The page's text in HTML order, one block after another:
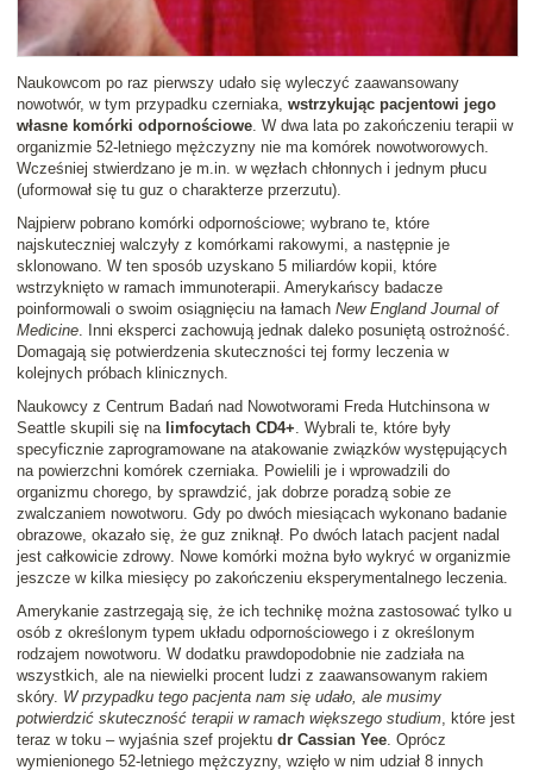
Naukowcom po raz pierwszy udało się wyleczyć zaawansowany
nowotwór, w tym przypadku czerniaka, wstrzykując pacjentowi jego
własne komórki odpornościowe. W dwa lata po zakończeniu terapii w
organizmie 52-letniego mężczyzny nie ma komórek nowotworowych.
Wcześniej stwierdzano je m.in. w węzłach chłonnych i jednym płucu
(uformował się tu guz o charakterze przerzutu).
Najpierw pobrano komórki odpornościowe; wybrano te, które
najskuteczniej walczyły z komórkami rakowymi, a następnie je
sklonowano. W ten sposób uzyskano 5 miliardów kopii, które
wstrzyknięto w ramach immunoterapii. Amerykańscy badacze
poinformowali o swoim osiągnięciu na łamach New England Journal of
Medicine. Inni eksperci zachowują jednak daleko posuniętą ostrożność.
Domagają się potwierdzenia skuteczności tej formy leczenia w
kolejnych próbach klinicznych.
Naukowcy z Centrum Badań nad Nowotworami Freda Hutchinsona w
Seattle skupili się na limfocytach CD4+. Wybrali te, które były
specyficznie zaprogramowane na atakowanie związków występujących
na powierzchni komórek czerniaka. Powielili je i wprowadzili do
organizmu chorego, by sprawdzić, jak dobrze poradzą sobie ze
zwalczaniem nowotworu. Gdy po dwóch miesiącach wykonano badanie
obrazowe, okazało się, że guz zniknął. Po dwóch latach pacjent nadal
jest całkowicie zdrowy. Nowe komórki można było wykryć w organizmie
jeszcze w kilka miesięcy po zakończeniu eksperymentalnego leczenia.
Amerykanie zastrzegają się, że ich technikę można zastosować tylko u
osób z określonym typem układu odpornościowego i z określonym
rodzajem nowotworu. W dodatku prawdopodobnie nie zadziała na
wszystkich, ale na niewielki procent ludzi z zaawansowanym rakiem
skóry. W przypadku tego pacjenta nam się udało, ale musimy
potwierdzić skuteczność terapii w ramach większego studium, które jest
teraz w toku – wyjaśnia szef projektu dr Cassian Yee. Oprócz
wymienionego 52-letniego mężczyzny, wzięło w nim udział 8 innych